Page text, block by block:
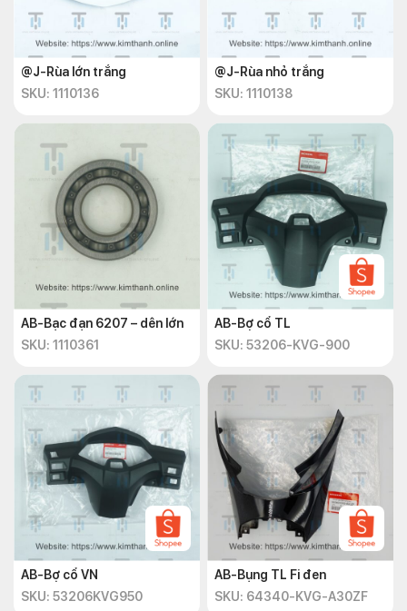
@J-Rùa lớn trắng
SKU: 1110136
@J-Rùa nhỏ trắng
SKU: 1110138
AB-Bạc đạn 6207 – dên lớn
SKU: 1110361
AB-Bợ cổ TL
SKU: 53206-KVG-900
AB-Bợ cổ VN
SKU: 53206KVG950
AB-Bụng TL Fi đen
SKU: 64340-KVG-A30ZF